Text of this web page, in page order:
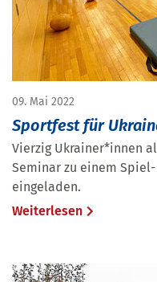
09. Mai 2022
Sportfest für
Vierzig Ukrainer*innen
Seminar zu einem
eingeladen.
Weiterlesen